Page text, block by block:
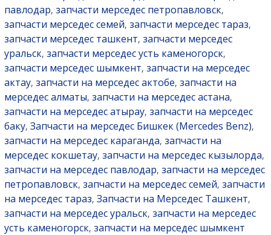
павлодар, запчасти мерседес петропавловск,
запчасти мерседес семей, запчасти мерседес тараз,
запчасти мерседес ташкент, запчасти мерседес
уральск, запчасти мерседес усть каменогорск,
запчасти мерседес шымкент, запчасти на мерседес
актау, запчасти на мерседес актобе, запчасти на
мерседес алматы, запчасти на мерседес астана,
запчасти на мерседес атырау, запчасти на мерседес
баку, Запчасти на мерседес Бишкек (Mercedes Benz),
запчасти на мерседес караганда, запчасти на
мерседес кокшетау, запчасти на мерседес кызылорда,
запчасти на мерседес павлодар, запчасти на мерседес
петропавловск, запчасти на мерседес семей, запчасти
на мерседес тараз, Запчасти на Мерседес Ташкент,
запчасти на мерседес уральск, запчасти на мерседес
усть каменогорск, запчасти на мерседес шымкент